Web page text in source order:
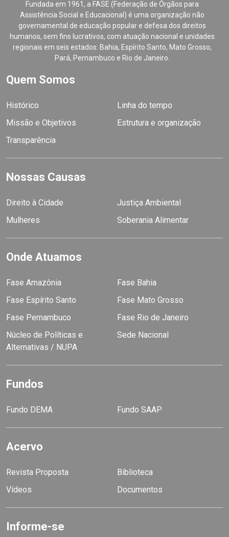
Fundada em 1961, a FASE (Federação de Órgãos para
Assistência Social e Educacional) é uma organização não
governamental de educação popular e defesa dos direitos
humanos, sem fins lucrativos, com atuação nacional e unidades
regionais em seis estados: Bahia, Espírito Santo, Mato Grosso,
Pará, Pernambuco e Rio de Janeiro.
Quem Somos
Histórico
Linha do tempo
Missão e Objetivos
Estrutura e organização
Transparência
Nossas Causas
Direito à Cidade
Justiça Ambiental
Mulheres
Soberania Alimentar
Onde Atuamos
Fase Amazônia
Fase Bahia
Fase Espírito Santo
Fase Mato Grosso
Fase Pernambuco
Fase Rio de Janeiro
Núcleo de Políticas e
Alternativas / NUPA
Sede Nacional
Fundos
Fundo DEMA Fundo SAAP
Acervo
Revista Proposta
Biblioteca
Vídeos
Documentos
Informe-se